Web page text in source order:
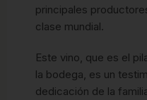
principales
clase mundial.
Este vino, que es el
la bodega, es un
dedicación de la